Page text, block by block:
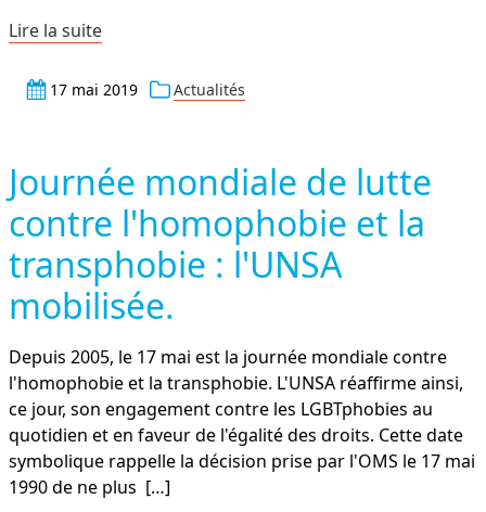
Lire la suite
17 mai 2019 Actualités
Journée mondiale de lutte
contre l'homophobie et la
transphobie : l'UNSA
mobilisée.
Depuis 2005, le 17 mai est la journée mondiale contre
l'homophobie et la transphobie. L'UNSA réaffirme ainsi,
ce jour, son engagement contre les LGBTphobies au
quotidien et en faveur de l'égalité des droits. Cette date
symbolique rappelle la décision prise par l'OMS le 17 mai
1990 de ne plus […]